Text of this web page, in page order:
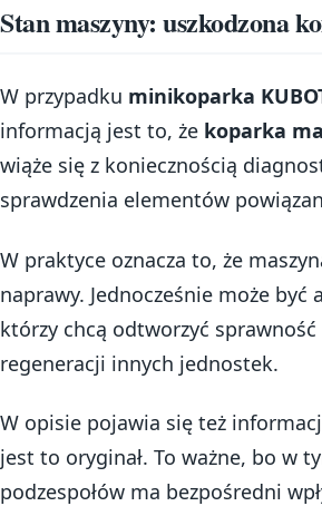
Stan maszyny: uszkodzona
W przypadku minikoparka
informacją jest to, że koparka
wiąże się z koniecznością
sprawdzenia elementów
W praktyce oznacza to, że
naprawy. Jednocześnie może
którzy chcą odtworzyć
regeneracji innych jednostek.
W opisie pojawia się też
jest to oryginał. To ważne, bo w
podzespołów ma bezpośredni